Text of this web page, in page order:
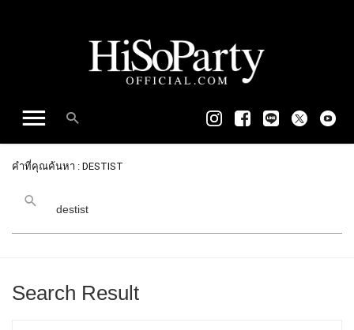
คำที่คุณค้นหา : DESTIST
Search Result